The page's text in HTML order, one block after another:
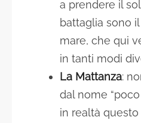
a prendere il
battaglia sono
mare, che qui
in tanti modi
La Mattanza:
dal nome
in realtà